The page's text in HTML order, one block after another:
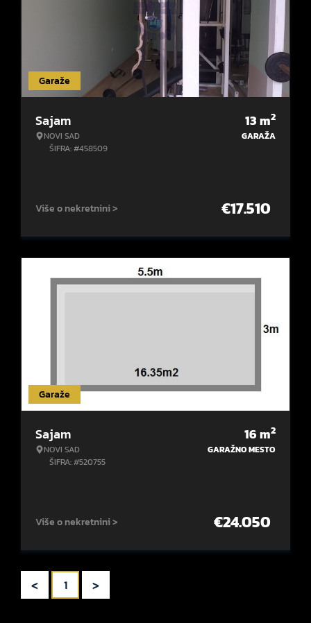
Garaže
Sajam
NOVI SAD
ŠIFRA: #458509
13m2
GARAŽA
Više o nekretnini > €17.510
Garaže
Sajam
NOVI SAD
ŠIFRA: #520755
16m2
GARAŽNO MESTO
Više o nekretnini > €24.050
< 1 >